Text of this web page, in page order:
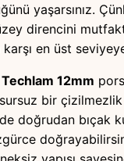
yaşarsınız.
direncini
en üst
Techlam 12mm
bir
doğrudan bıçak